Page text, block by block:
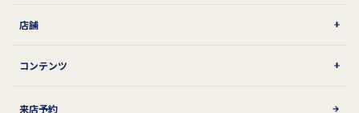
店舗
コンテンツ
来店予約